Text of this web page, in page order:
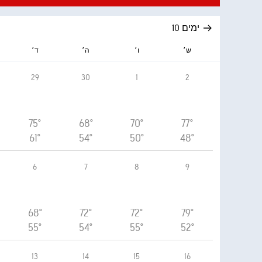
10 ימים
ד׳ ה׳ ו׳ ש׳
29
75°
61°
30
68°
54°
1
70°
50°
2
77°
48°
6
68°
55°
7
72°
54°
8
72°
55°
9
79°
52°
13 14 15 16